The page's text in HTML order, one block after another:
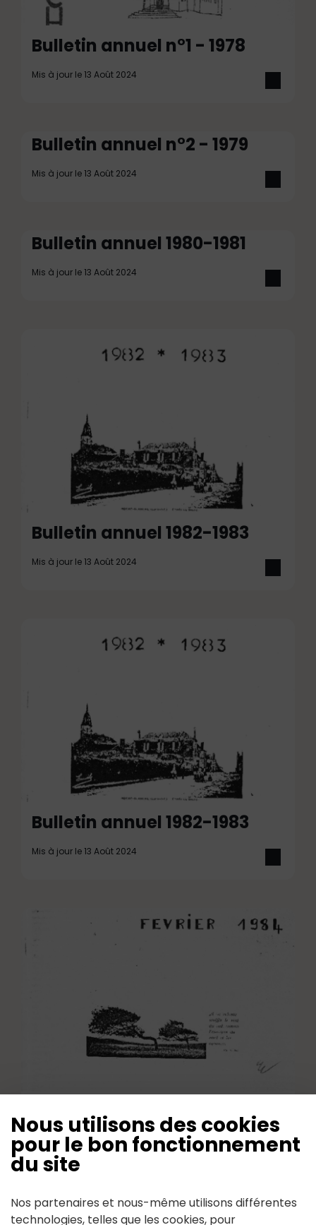
Nous utilisons des cookies
pour le bon fonctionnement
du site
Nos partenaires et nous-même utilisons différentes
technologies, telles que les cookies, pour
Bulletin annuel n°1 - 1978
Mis à jour le 13 Août 2024
Bulletin annuel n°2 - 1979
Mis à jour le 13 Août 2024
Bulletin annuel 1980-1981
Mis à jour le 13 Août 2024
Bulletin annuel 1982-1983
Mis à jour le 13 Août 2024
Bulletin annuel 1982-1983
Mis à jour le 13 Août 2024
Bulletin annuel 1984
Mis à jour le 13 Août 2024